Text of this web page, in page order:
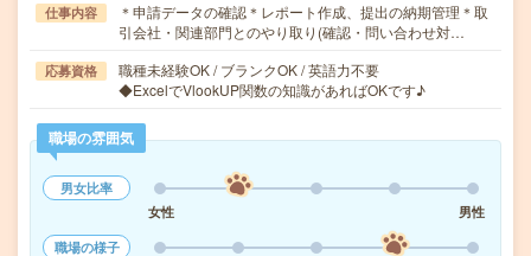
仕事内容
＊申請データの確認＊レポート作成、提出の納期管理＊取
引会社・関連部門とのやり取り(確認・問い合わせ対…
応募資格
職種未経験OK / ブランクOK / 英語力不要
◆ExcelでVlookUP関数の知識があればOKです♪
職場の雰囲気
男女比率
女性
男性
職場の様子